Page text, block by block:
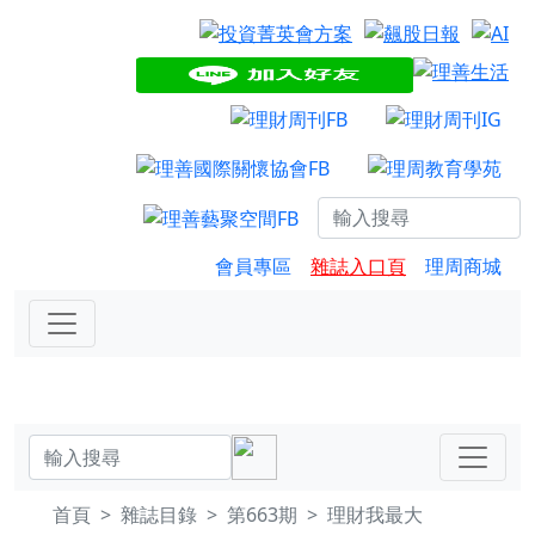
會員專區 雜誌入口頁 理周商城
首頁 雜誌目錄 第663期 理財我最大